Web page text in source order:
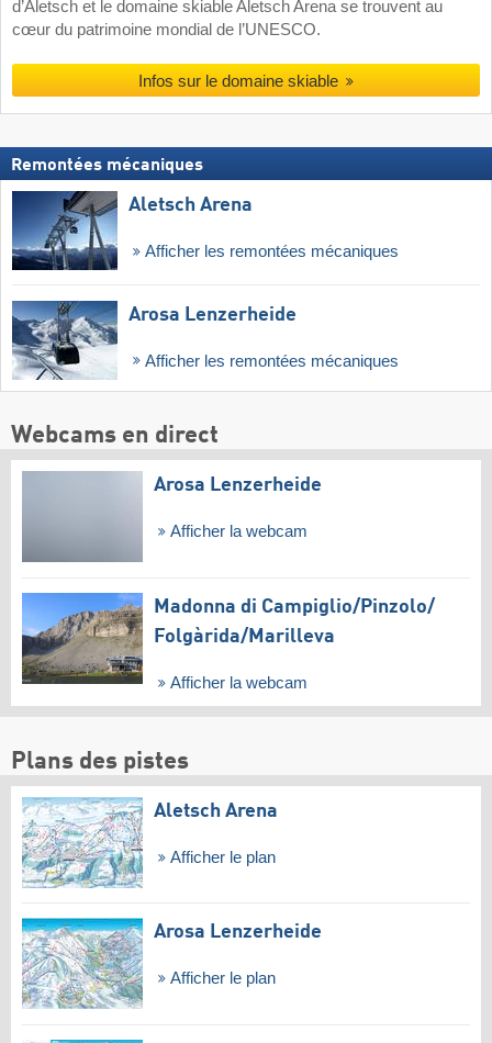
d’Aletsch et le domaine skiable Aletsch Arena se trouvent au
cœur du patrimoine mondial de l’UNESCO.
Infos sur le domaine skiable
Remontées mécaniques
Aletsch Arena
Afficher les remontées mécaniques
Arosa Lenzerheide
Afficher les remontées mécaniques
Webcams en direct
Arosa Lenzerheide
Afficher la webcam
Madonna di Campiglio/​Pinzolo/​
Folgàrida/​Marilleva
Afficher la webcam
Plans des pistes
Aletsch Arena
Afficher le plan
Arosa Lenzerheide
Afficher le plan